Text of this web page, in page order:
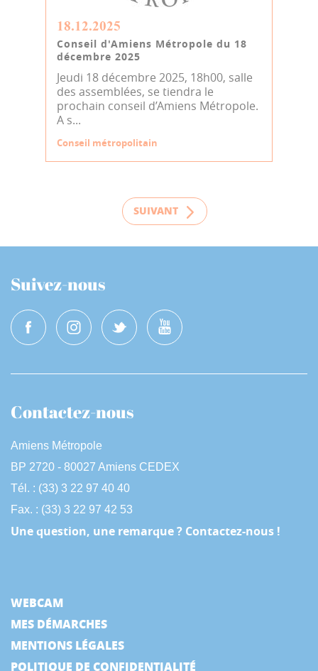
18.12.2025
Conseil d'Amiens Métropole du 18
décembre 2025
Jeudi 18 décembre 2025, 18h00, salle
des assemblées, se tiendra le
prochain conseil d’Amiens Métropole.
A s...
Conseil métropolitain
SUIVANT
Suivez-nous
Contactez-nous
Amiens Métropole
BP 2720 - 80027 Amiens CEDEX
Tél. : (33) 3 22 97 40 40
Fax. : (33) 3 22 97 42 53
Une question, une remarque ? Contactez-nous !
WEBCAM
MES DÉMARCHES
MENTIONS LÉGALES
POLITIQUE DE CONFIDENTIALITÉ